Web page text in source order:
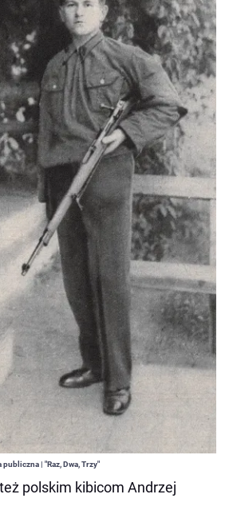
| "Raz, Dwa, Trzy"
polskim kibicom Andrzej